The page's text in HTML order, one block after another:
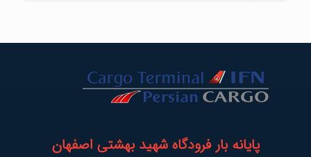
پایانه بار فرودگاه شهید بهشتی اصفهان